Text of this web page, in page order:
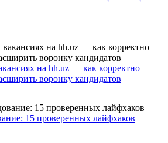
на hh.uz — как корректно
воронку кандидатов
15 проверенных лайфхаков